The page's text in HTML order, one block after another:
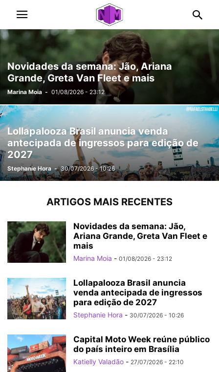
Novidades da semana: Jão, Ariana
Grande, Greta Van Fleet e mais
Marina Moia - 01/08/2026 - 23:12
Lollapalooza Brasil anuncia venda
antecipada de ingressos para edição de
2027
Stephanie Hora - 30/07/2026 - 10:26
ARTIGOS MAIS RECENTES
Novidades da semana: Jão,
Ariana Grande, Greta Van Fleet e
mais
Marina Moia - 01/08/2026 - 23:12
Lollapalooza Brasil anuncia
venda antecipada de ingressos
para edição de 2027
Stephanie Hora - 30/07/2026 - 10:26
Capital Moto Week reúne público
do país inteiro em Brasília
Katielly Valadão - 27/07/2026 - 22:10